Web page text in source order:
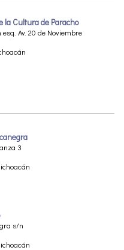
la Cultura de Paracho
Av. 20 de Noviembre
3
s/n